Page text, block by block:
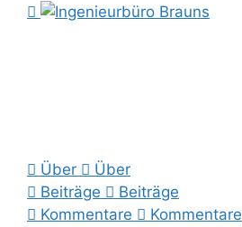
Über
Über
Beiträge
Beiträge
Kommentare
Kommentare